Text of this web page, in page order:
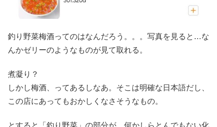
釣り野菜梅酒ってのはなんだろう。。。写真を見ると…な
んかゼリーのようなものが見て取れる。
煮凝り？
しかし梅酒、ってあるしなあ。そこは明確な日本語だし、
この店にあってもおかしくなさそうなもの。